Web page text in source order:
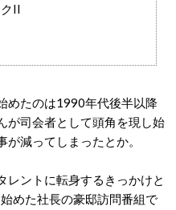
II
めたのは1990年代後半以降
が司会者として頭角を現し始
減ってしまったとか。
レントに転身するきっかけと
めた社長の豪邸訪問番組で